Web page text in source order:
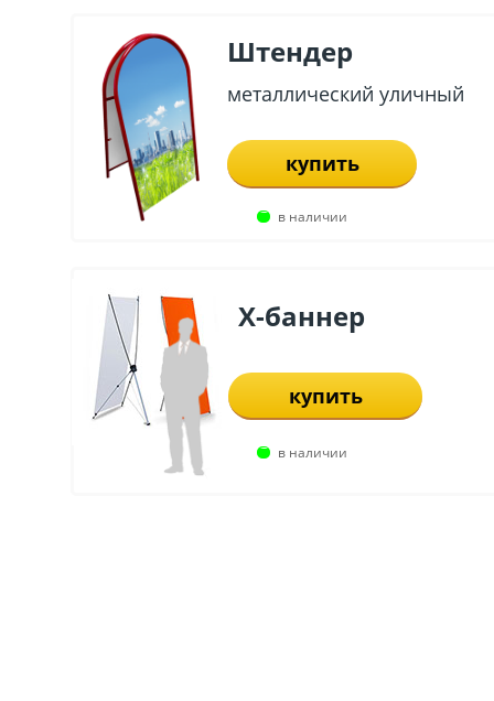
Штендер
металлический уличный
купить
в наличии
X-баннер
купить
в наличии